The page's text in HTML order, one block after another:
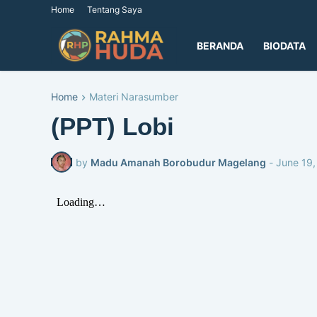
Home Tentang Saya
BERANDA BIODATA
Home Materi Narasumber
(PPT) Lobi
by Madu Amanah Borobudur Magelang - June